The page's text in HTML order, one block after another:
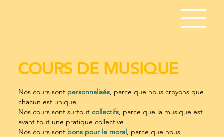
COURS DE MUSIQUE
Nos cours sont personnalisés, parce que nous croyons que
chacun est unique.
​Nos cours sont surtoutcollectifs, parce que la musique est
avant tout une pratique collective !
​Nos cours sont bons pour le moral, parce que nous